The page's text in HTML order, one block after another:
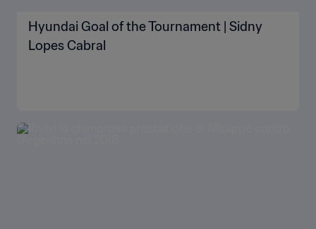
Hyundai Goal of the Tournament | Sidny
Lopes Cabral